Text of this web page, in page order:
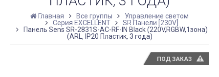
Главная Все группы
Управление светом
Серия EXCELLENT
SR Панели [230V]
Панель Sens SR-2831S-AC-RF-IN Black (220V,RGBW,1зона)
(ARL, IP20 Пластик, 3 года)
ПОД ЗАКАЗ